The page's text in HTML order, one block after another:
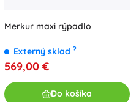
Merkur maxi rýpadlo
Externý sklad ?
569,00 €
Do košíka